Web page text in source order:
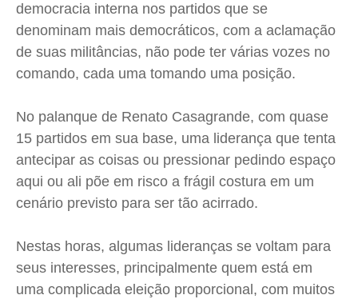
Publicidade Legal
Anuncie
Expediente
Contato
Anuncie
Publicidade Legal
Anuncie
Expediente
Contato
Anuncie
Publicidade Legal
Anuncie
Expediente
Contato
Anuncie
Publicidade Legal
Anuncie
Expediente
Contato
Anuncie
democracia interna nos partidos que se
denominam mais democráticos, com a aclamação
de suas militâncias, não pode ter várias vozes no
comando, cada uma tomando uma posição.
No palanque de Renato Casagrande, com quase
15 partidos em sua base, uma liderança que tenta
antecipar as coisas ou pressionar pedindo espaço
aqui ou ali põe em risco a frágil costura em um
cenário previsto para ser tão acirrado.
Nestas horas, algumas lideranças se voltam para
seus interesses, principalmente quem está em
uma complicada eleição proporcional, com muitos